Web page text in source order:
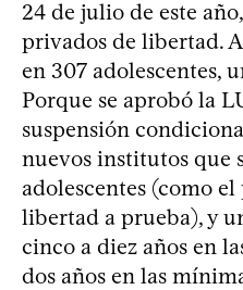
24 de julio de este
privados de libertad.
en 307 adolescentes,
Porque se aprobó la
suspensión
nuevos institutos que
adolescentes (como
libertad a prueba), y
cinco a diez años en
dos años en las